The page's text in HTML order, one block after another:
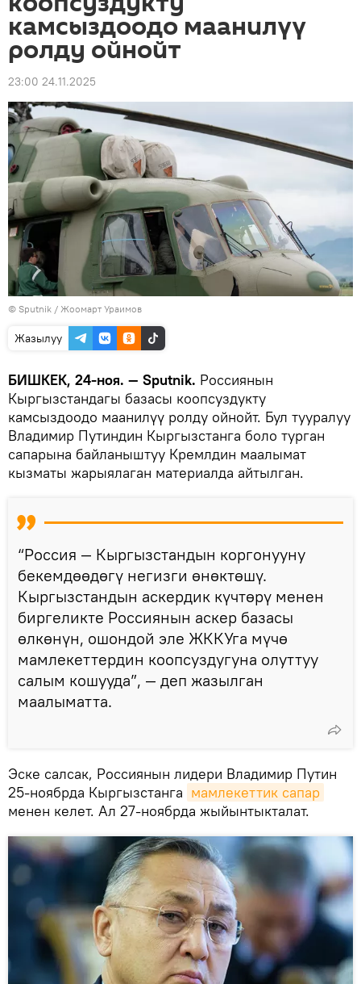
камсыздоодо маанилүү
ролду ойнойт
23:00 24.11.2025
© Sputnik / Жоомарт Ураимов
Жазылуу
БИШКЕК, 24-ноя. — Sputnik. Россиянын
Кыргызстандагы базасы коопсуздукту
камсыздоодо маанилүү ролду ойнойт. Бул тууралуу
Владимир Путиндин Кыргызстанга боло турган
сапарына байланыштуу Кремлдин маалымат
кызматы жарыялаган материалда айтылган.
“Россия — Кыргызстандын коргонууну
бекемдөөдөгү негизги өнөктөшү.
Кыргызстандын аскердик күчтөрү менен
биргеликте Россиянын аскер базасы
өлкөнүн, ошондой эле ЖККУга мүчө
мамлекеттердин коопсуздугуна олуттуу
салым кошууда”, — деп жазылган
маалыматта.
Эске салсак, Россиянын лидери Владимир Путин
25-ноябрда Кыргызстанга мамлекеттик сапар
менен келет. Ал 27-ноябрда жыйынтыкталат.